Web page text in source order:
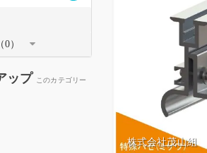
）
ップ このカテゴリー
株式会社茂山組